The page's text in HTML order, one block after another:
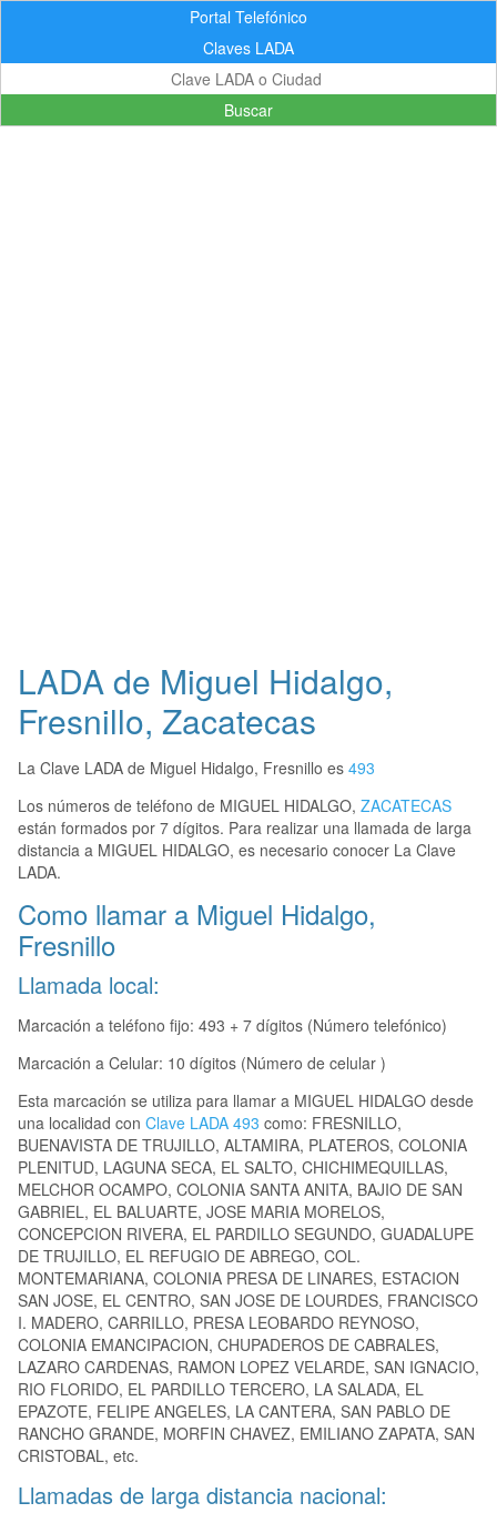
Portal Telefónico
Claves LADA
Buscar
LADA de Miguel Hidalgo,
Fresnillo, Zacatecas
La Clave LADA de Miguel Hidalgo, Fresnillo es 493
Los números de teléfono de MIGUEL HIDALGO, ZACATECAS
están formados por 7 dígitos. Para realizar una llamada de larga
distancia a MIGUEL HIDALGO, es necesario conocer La Clave
LADA.
Como llamar a Miguel Hidalgo,
Fresnillo
Llamada local:
Marcación a teléfono fijo: 493 + 7 dígitos (Número telefónico)
Marcación a Celular: 10 dígitos (Número de celular )
Esta marcación se utiliza para llamar a MIGUEL HIDALGO desde
una localidad con Clave LADA 493 como: FRESNILLO,
BUENAVISTA DE TRUJILLO, ALTAMIRA, PLATEROS, COLONIA
PLENITUD, LAGUNA SECA, EL SALTO, CHICHIMEQUILLAS,
MELCHOR OCAMPO, COLONIA SANTA ANITA, BAJIO DE SAN
GABRIEL, EL BALUARTE, JOSE MARIA MORELOS,
CONCEPCION RIVERA, EL PARDILLO SEGUNDO, GUADALUPE
DE TRUJILLO, EL REFUGIO DE ABREGO, COL.
MONTEMARIANA, COLONIA PRESA DE LINARES, ESTACION
SAN JOSE, EL CENTRO, SAN JOSE DE LOURDES, FRANCISCO
I. MADERO, CARRILLO, PRESA LEOBARDO REYNOSO,
COLONIA EMANCIPACION, CHUPADEROS DE CABRALES,
LAZARO CARDENAS, RAMON LOPEZ VELARDE, SAN IGNACIO,
RIO FLORIDO, EL PARDILLO TERCERO, LA SALADA, EL
EPAZOTE, FELIPE ANGELES, LA CANTERA, SAN PABLO DE
RANCHO GRANDE, MORFIN CHAVEZ, EMILIANO ZAPATA, SAN
CRISTOBAL, etc.
Llamadas de larga distancia nacional: